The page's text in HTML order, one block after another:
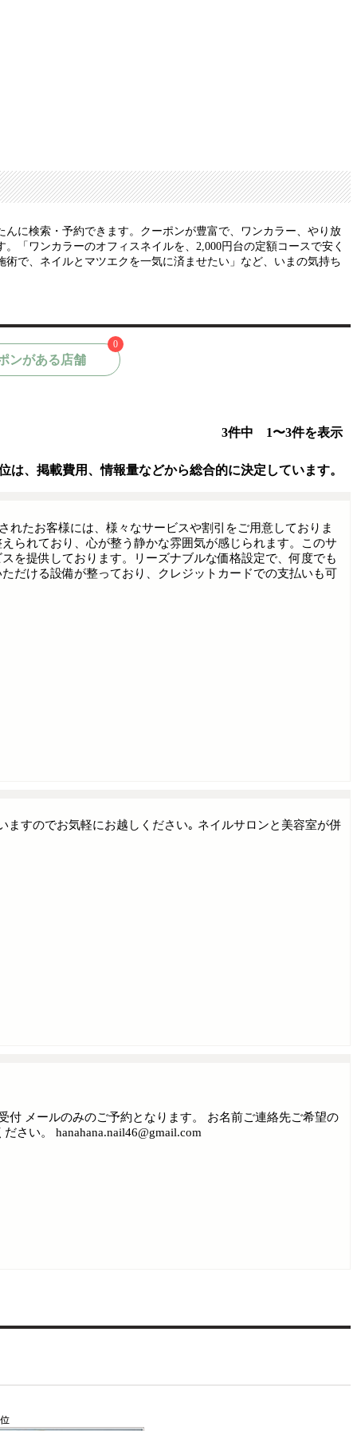
に検索・予約できます。クーポンが豊富で、ワンカラー、やり放
「ワンカラーのオフィスネイルを、2,000円台の定額コースで安く
で、ネイルとマツエクを一気に済ませたい」など、いまの気持ち
ンがある店舗
0
3件中 1〜3件を表示
は、掲載費用、情報量などから総合的に決定しています。
たお客様には、様々なサービスや割引をご用意しておりま
られており、心が整う静かな雰囲気が感じられます。このサ
を提供しております。リーズナブルな価格設定で、何度でも
だける設備が整っており、クレジットカードでの支払いも可
ますのでお気軽にお越しください｡ ネイルサロンと美容室が併
付 メールのみのご予約となります。 お名前ご連絡先ご希望の
さい。 hanahana.nail46@gmail.com